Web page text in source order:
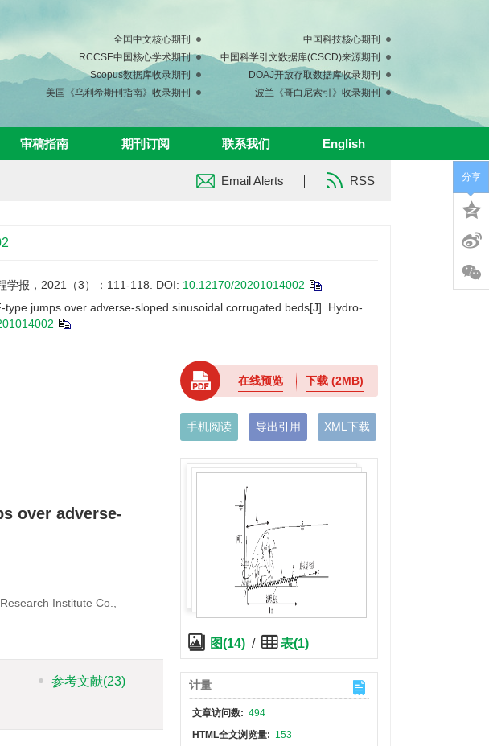
全国中文核心期刊
中国科技核心期刊
RCCSE中国核心学术期刊
中国科学引文数据库(CSCD)来源期刊
Scopus数据库收录期刊
DOAJ开放存取数据库收录期刊
美国《乌利希期刊指南》收录期刊
波兰《哥白尼索引》收录期刊
审稿指南 期刊订阅 联系我们 English
Email Alerts RSS
学报，2021（3）：111-118. DOI: 10.12170/20201014002
jumps over adverse-sloped sinusoidal corrugated beds[J]. Hydro-
over adverse-
Institute Co.,
参考文献(23)
在线预览 下载(2MB)
手机阅读 导出引用 XML下载
图(14) / 表(1)
计量
文章访问数: 494
HTML全文浏览量: 153
分享